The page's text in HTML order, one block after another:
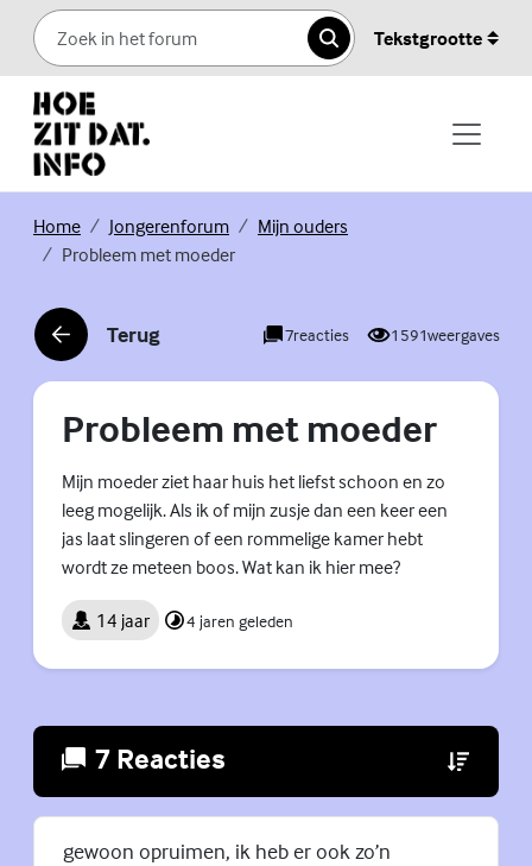
Skip to content
Zoeken
Tekstgrootte
Home(Externe link)
Jongerenforum(Externe link)
Mijn ouders
Probleem met moeder
Terug
(Externe link) 7reacties 1591weergaves
Probleem met moeder
Mijn moeder ziet haar huis het liefst schoon en zo
leeg mogelijk. Als ik of mijn zusje dan een keer een
jas laat slingeren of een rommelige kamer hebt
wordt ze meteen boos. Wat kan ik hier mee?
14 jaar 4 jaren geleden
7 Reacties (Externe
gewoon opruimen, ik heb er ook zo’n